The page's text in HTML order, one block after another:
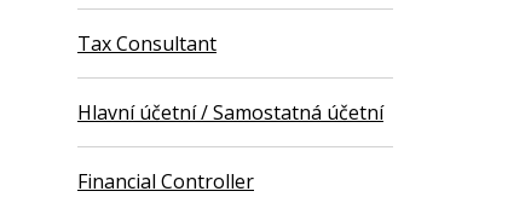
Tax Consultant
Hlavní účetní / Samostatná účetní
Financial Controller